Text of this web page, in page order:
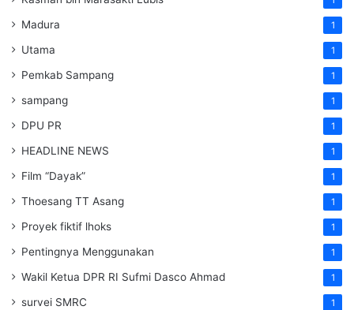
Madura 1
Utama 1
Pemkab Sampang 1
sampang 1
DPU PR 1
HEADLINE NEWS 1
Film “Dayak” 1
Thoesang TT Asang 1
Proyek fiktif lhoks 1
Pentingnya Menggunakan 1
Wakil Ketua DPR RI Sufmi Dasco Ahmad 1
survei SMRC 1